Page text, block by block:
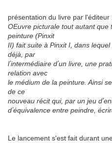
présentation du livre par l'éditeur
OEuvre picturale tout autant que
peinture (Pinxit
II) fait suite à Pinxit I, dans
déjà, par
lʼintermédiaire dʼun livre, une
relation avec
le médium de la peinture. Ainsi
de ce
nouveau récit qui, par un jeu
dʼéquivalence entre peindre,
Le lancement s'est fait durant